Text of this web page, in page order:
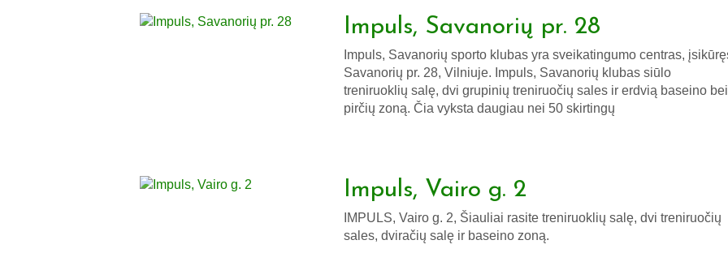
Impuls, Savanorių pr. 28
Impuls, Savanorių sporto klubas yra sveikatingumo centras,
Savanorių pr. 28, Vilniuje. Impuls, Savanorių klubas siūlo
treniruoklių salę, dvi grupinių treniruočių sales ir erdvią baseino bei
pirčių zoną. Čia vyksta daugiau nei 50 skirtingų
Impuls, Vairo g. 2
IMPULS, Vairo g. 2, Šiauliai rasite treniruoklių salę, dvi treniruočių
sales, dviračių salę ir baseino zoną.